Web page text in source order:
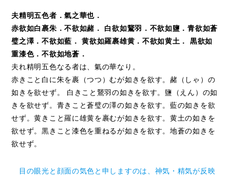
夫精明五色者．氣之華也．
赤欲如白裹朱．不欲如赭． 白欲如鵞羽．不欲如鹽．青欲如蒼
璧之澤．不欲如藍． 黄欲如羅裹雄黄．不欲如黄土． 黒欲如
重漆色．不欲如地蒼．
夫れ精明五色なる者は、氣の華なり。
赤きこと白に朱を裹（つつ）むが如きを欲す。赭（しゃ）の
如きを欲せず。 白きこと鵞羽の如きを欲す。鹽（えん）の如
きを欲せず。青きこと蒼璧の澤の如きを欲す。藍の如きを欲
せず。黄きこと羅に雄黄を裹むが如きを欲す。黄土の如きを
欲せず。黒きこと漆色を重ねるが如きを欲す。地蒼の如きを
欲せず。
目の眼光と顔面の気色と申しますのは、神気・精気が反映